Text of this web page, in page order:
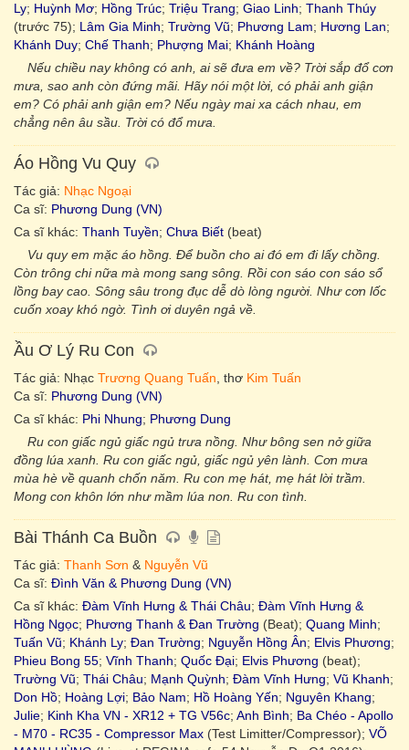
Ly; Huỳnh Mơ; Hồng Trúc; Triệu Trang; Giao Linh; Thanh Thúy
(trước 75); Lâm Gia Minh; Trường Vũ; Phương Lam; Hương Lan;
Khánh Duy; Chế Thanh; Phượng Mai; Khánh Hoàng
Nếu chiều nay không có anh, ai sẽ đưa em về? Trời sắp đổ cơn
mưa, sao anh còn đứng mãi. Hãy nói một lời, có phải anh giận
em? Có phải anh giận em? Nếu ngày mai xa cách nhau, em
chẳng nên âu sầu. Trời có đổ mưa.
Áo Hồng Vu Quy
Tác giả: Nhạc Ngoại
Ca sĩ: Phương Dung (VN)
Ca sĩ khác: Thanh Tuyền; Chưa Biết (beat)
Vu quy em mặc áo hồng. Để buồn cho ai đó em đi lấy chồng.
Còn trông chi nữa mà mong sang sông. Rồi con sáo con sáo sổ
lồng bay cao. Sông sâu trong đục dễ dò lòng người. Như cơn lốc
cuốn xoay khó ngờ. Tình ơi duyên ngả về.
Ầu Ơ Lý Ru Con
Tác giả: Nhạc Trương Quang Tuấn , thơ Kim Tuấn
Ca sĩ: Phương Dung (VN)
Ca sĩ khác: Phi Nhung; Phương Dung
Ru con giấc ngủ giấc ngủ trưa nồng. Như bông sen nở giữa
đồng lúa xanh. Ru con giấc ngủ, giấc ngủ yên lành. Cơn mưa
mùa hè về quanh chốn năm. Ru con mẹ hát, mẹ hát lời trầm.
Mong con khôn lớn như mầm lúa non. Ru con tình.
Bài Thánh Ca Buồn
Tác giả: Thanh Sơn & Nguyễn Vũ
Ca sĩ: Đình Văn & Phương Dung (VN)
Ca sĩ khác: Đàm Vĩnh Hưng & Thái Châu; Đàm Vĩnh Hưng &
Hồng Ngọc; Phương Thanh & Đan Trường (Beat); Quang Minh;
Tuấn Vũ; Khánh Ly; Đan Trường; Nguyễn Hồng Ân; Elvis Phương;
Phieu Bong 55; Vĩnh Thanh; Quốc Đại; Elvis Phương (beat);
Trường Vũ; Thái Châu; Mạnh Quỳnh; Đàm Vĩnh Hưng; Vũ Khanh;
Don Hồ; Hoàng Lợi; Bảo Nam; Hồ Hoàng Yến; Nguyên Khang;
Julie; Kinh Kha VN - XR12 + TG V56c; Anh Bình; Ba Chéo - Apollo
- M70 - RC35 - Compressor Max (Test Limitter/Compressor); VÕ